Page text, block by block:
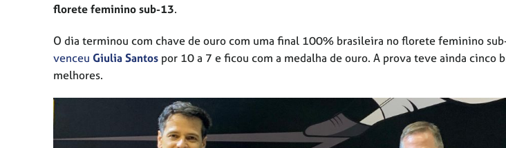
florete feminino sub-13.
O dia terminou com chave de ouro com uma final 100% brasileira no florete feminino
venceu Giulia Santos por 10 a 7 e ficou com a medalha de ouro. A prova teve ainda cinco
melhores.